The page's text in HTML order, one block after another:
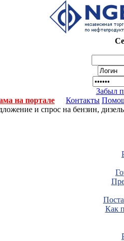
Забыл
на портале
Контакты
и спрос на бензин,
Как